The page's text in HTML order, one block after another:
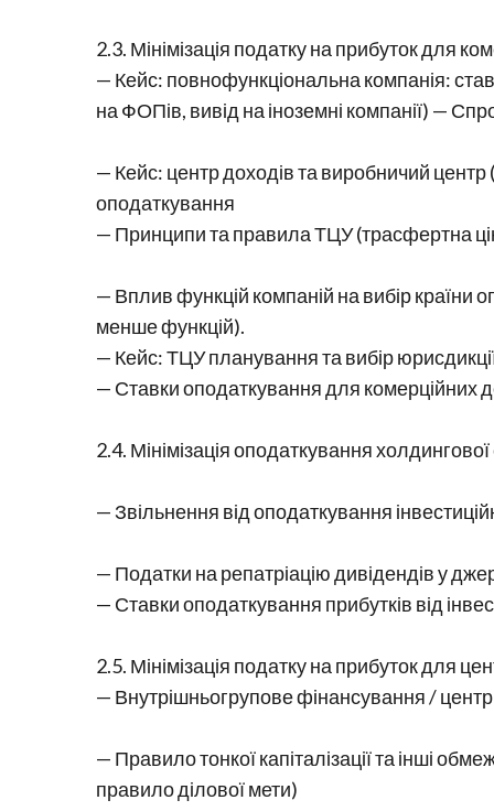
2.3. Мінімізація податку на прибуток для
— Кейс: повнофункціональна компанія:
на ФОПів, вивід на іноземні компанії) —
— Кейс: центр доходів та виробничий центр
оподаткування
— Принципи та правила ТЦУ (трасфертна
— Вплив функцій компаній на вибір країни
менше функцій).
— Кейс: ТЦУ планування та вибір
— Ставки оподаткування для комерційних
2.4. Мінімізація оподаткування
— Звільнення від оподаткування
— Податки на репатріацію дивідендів у
— Ставки оподаткування прибутків від
2.5. Мінімізація податку на прибуток для
— Внутрішньогрупове фінансування /
— Правило тонкої капіталізації та інші
правило ділової мети)